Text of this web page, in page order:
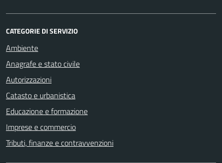
CATEGORIE DI SERVIZIO
Ambiente
Anagrafe e stato civile
Autorizzazioni
Catasto e urbanistica
Educazione e formazione
Imprese e commercio
Tributi, finanze e contravvenzioni